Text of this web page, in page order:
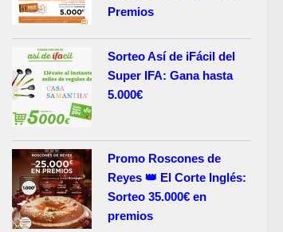
Premios
Sorteo Así de iFácil del
Super IFA: Gana hasta
5.000€
Promo Roscones de
Reyes 👑 El Corte Inglés:
Sorteo 35.000€ en
premios